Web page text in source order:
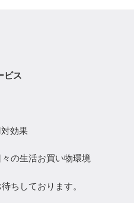
ビス
効果
の生活お買い物環境
ちしております。